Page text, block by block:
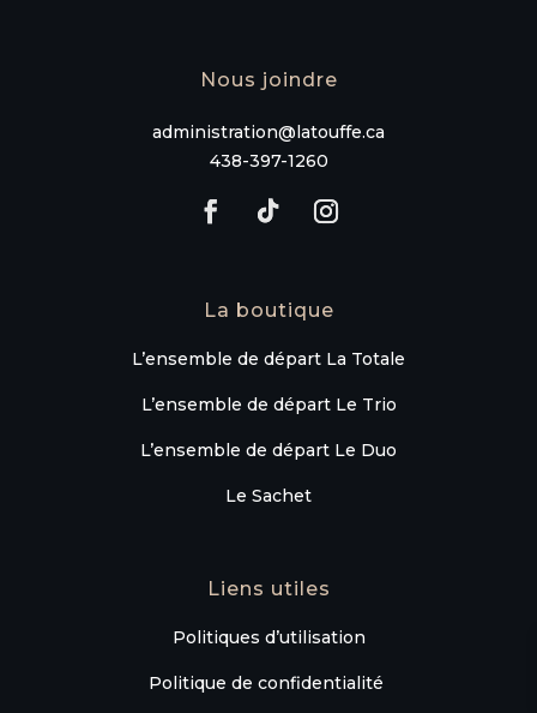
Nous joindre
administration@latouffe.ca
438-397-1260
La boutique
L’ensemble de départ La Totale
L’ensemble de départ Le Trio
L’ensemble de départ Le Duo
Le Sachet
Liens utiles
Politiques d’utilisation
Politique de confidentialité